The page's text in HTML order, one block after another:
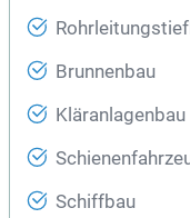
Brunnenbau
Kläranlagenbau
Schiffbau